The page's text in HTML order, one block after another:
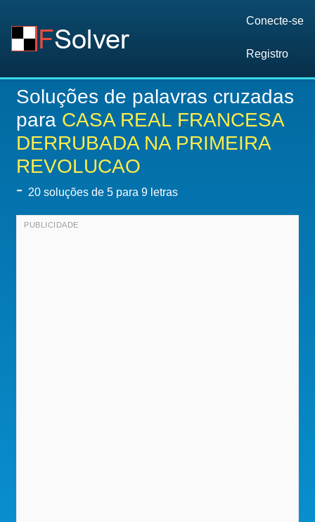
Conecte-se
Registro
Soluções de palavras cruzadas
para CASA REAL FRANCESA
DERRUBADA NA PRIMEIRA
REVOLUCAO
- 20 soluções de 5 para 9 letras